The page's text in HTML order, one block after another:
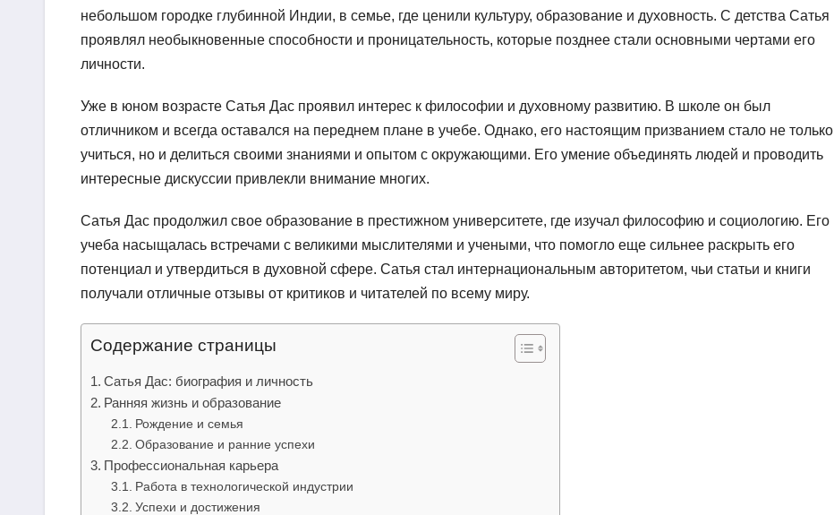
небольшом городке глубинной Индии, в семье, где ценили культуру, образование и духовность. С детства Сатья
проявлял необыкновенные способности и проницательность, которые позднее стали основными чертами его
личности.
Уже в юном возрасте Сатья Дас проявил интерес к философии и духовному развитию. В школе он был
отличником и всегда оставался на переднем плане в учебе. Однако, его настоящим призванием стало не только
учиться, но и делиться своими знаниями и опытом с окружающими. Его умение объединять людей и проводить
интересные дискуссии привлекли внимание многих.
Сатья Дас продолжил свое образование в престижном университете, где изучал философию и социологию. Его
учеба насыщалась встречами с великими мыслителями и учеными, что помогло еще сильнее раскрыть его
потенциал и утвердиться в духовной сфере. Сатья стал интернациональным авторитетом, чьи статьи и книги
получали отличные отзывы от критиков и читателей по всему миру.
Содержание страницы
Сатья Дас: биография и личность
Ранняя жизнь и образование
Рождение и семья
Образование и ранние успехи
Профессиональная карьера
Работа в технологической индустрии
Успехи и достижения